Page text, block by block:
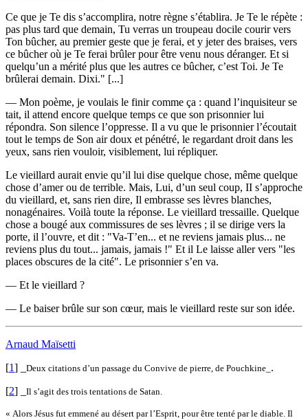
Ce que je Te dis s’accomplira, notre règne s’établira. Je Te le répète :
pas plus tard que demain, Tu verras un troupeau docile courir vers
Ton bûcher, au premier geste que je ferai, et y jeter des braises, vers
ce bûcher où je Te ferai brûler pour être venu nous déranger. Et si
quelqu’un a mérité plus que les autres ce bûcher, c’est Toi. Je Te
brûlerai demain. Dixi." [...]
— Mon poème, je voulais le finir comme ça : quand l’inquisiteur se
tait, il attend encore quelque temps ce que son prisonnier lui
répondra. Son silence l’oppresse. Il a vu que le prisonnier l’écoutait
tout le temps de Son air doux et pénétré, le regardant droit dans les
yeux, sans rien vouloir, visiblement, lui répliquer.
Le vieillard aurait envie qu’il lui dise quelque chose, même quelque
chose d’amer ou de terrible. Mais, Lui, d’un seul coup, II s’approche
du vieillard, et, sans rien dire, Il embrasse ses lèvres blanches,
nonagénaires. Voilà toute la réponse. Le vieillard tressaille. Quelque
chose a bougé aux commissures de ses lèvres ; il se dirige vers la
porte, il l’ouvre, et dit : "Va-T’en... et ne reviens jamais plus... ne
reviens plus du tout... jamais, jamais !" Et il Le laisse aller vers "les
places obscures de la cité". Le prisonnier s’en va.
— Et le vieillard ?
— Le baiser brûle sur son cœur, mais le vieillard reste sur son idée.
Arnaud Maïsetti
[1] Deux citations d’un passage du Convive de pierre, de Pouchkine_ .
[2] Il s’agit des trois tentations de Satan.
« Alors Jésus fut emmené au désert par l’Esprit, pour être tenté par le diable. Il